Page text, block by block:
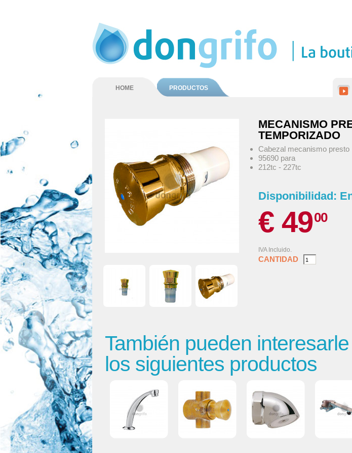
HOME PRODUCTOS
MECANISMO
TEMPORIZADO
Cabezal mecanismo presto
95690 para
212tc - 227tc
Disponibilidad:
€ 4900
IVA Incluido.
CANTIDAD
También pueden interesarle
los siguientes productos